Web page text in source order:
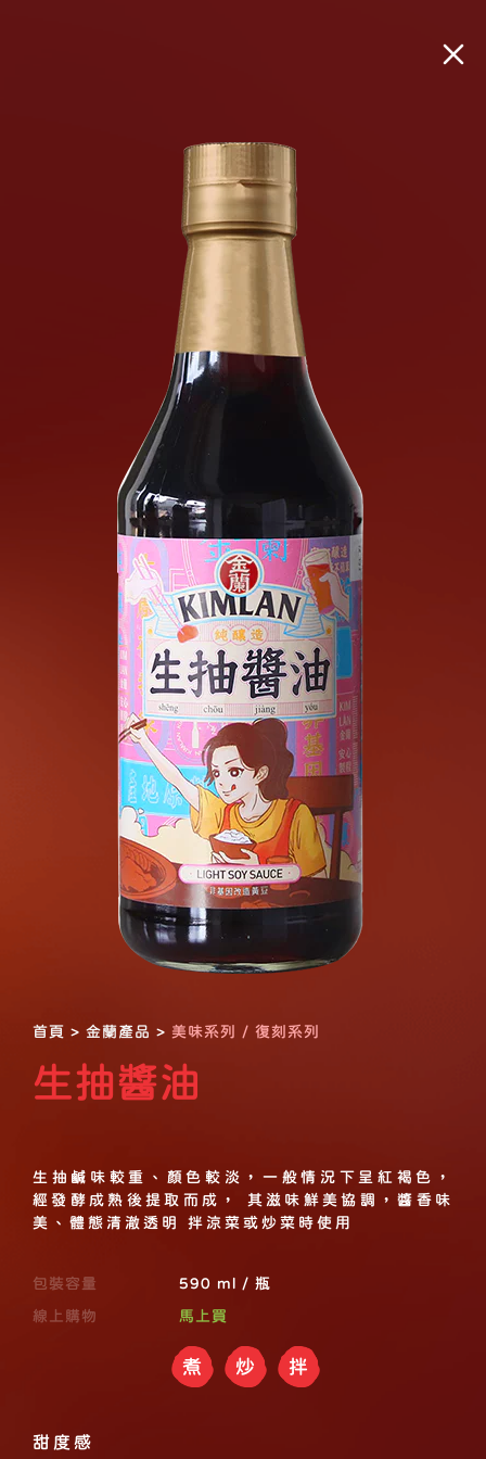
首頁 > 金蘭產品 > 美味系列 / 復刻系列
生抽醬油
生抽鹹味較重、顏色較淡，一般情況下呈紅褐色，
經發酵成熟後提取而成， 其滋味鮮美協調，醬香味
美、體態清澈透明 拌涼菜或炒菜時使用
包裝容量 590 ml / 瓶
線上購物 馬上買
煮 炒 拌
甜度感